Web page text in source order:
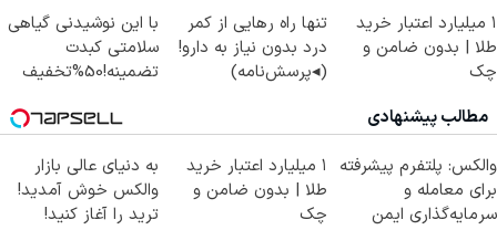
۱ میلیارد اعتبار خرید
طلا | بدون ضامن و
چک
تنها راه رهایی از کمر
درد بدون نیاز به دارو!
(◂پرسش‌نامه)
با این نوشیدنی گیاهی
سلامتی کبدت
تضمینه!50%تخفیف
مطالب پیشنهادی
والکس: پلتفرم پیشرفته
برای معامله و
سرمایه‌گذاری ایمن
۱ میلیارد اعتبار خرید
طلا | بدون ضامن و
چک
به دنیای عالی بازار
والکس خوش آمدید!
ترید را آغاز کنید!